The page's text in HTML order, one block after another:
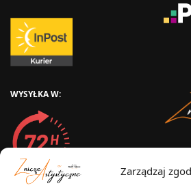
Zarządzaj
WYSYŁKA W: